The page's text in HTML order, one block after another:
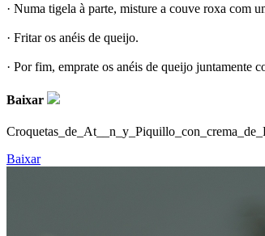
· Numa tigela à parte, misture a couve roxa com
· Fritar os anéis de queijo.
· Por fim, emprate os anéis de queijo juntamente
Baixar
Baixar